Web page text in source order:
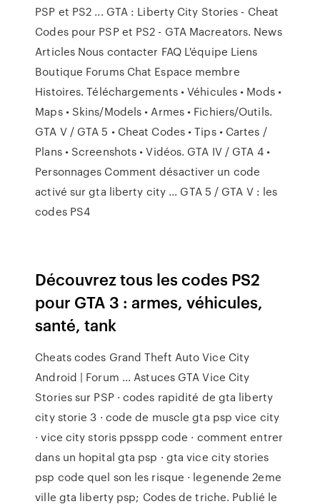
PSP et PS2 ... GTA : Liberty City Stories - Cheat
Codes pour PSP et PS2 - GTA Macreators. News
Articles Nous contacter FAQ L'équipe Liens
Boutique Forums Chat Espace membre
Histoires. Téléchargements • Véhicules • Mods •
Maps • Skins/Models • Armes • Fichiers/Outils.
GTA V / GTA 5 • Cheat Codes • Tips • Cartes /
Plans • Screenshots • Vidéos. GTA IV / GTA 4 •
Personnages Comment désactiver un code
activé sur gta liberty city ... GTA 5 / GTA V : les
codes PS4
Découvrez tous les codes PS2
pour GTA 3 : armes, véhicules,
santé, tank
Cheats codes Grand Theft Auto Vice City
Android | Forum ... Astuces GTA Vice City
Stories sur PSP · codes rapidité de gta liberty
city storie 3 · code de muscle gta psp vice city
· vice city storis ppsspp code · comment entrer
dans un hopital gta psp · gta vice city stories
psp code quel son les risque · legenende 2eme
ville gta liberty psp; Codes de triche. Publié le